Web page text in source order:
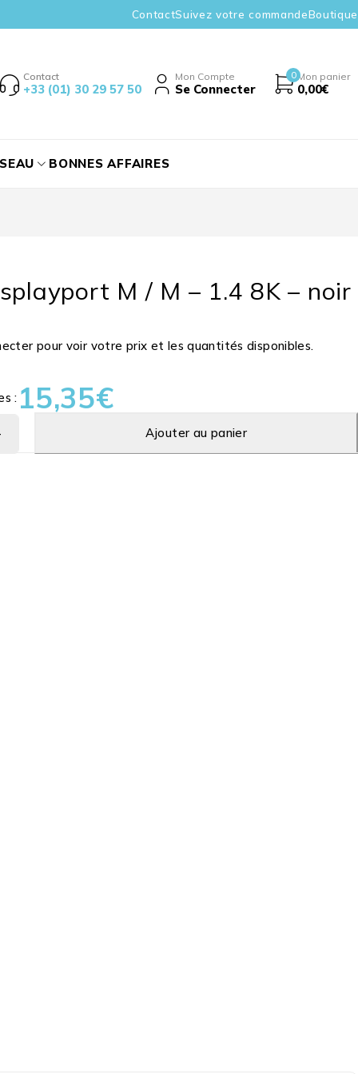
ContactSuivez votre commandeBoutique
Contact
+33 (01) 30 29 57 50
Mon Compte
Se Connecter
0 Mon panier
0,00€
BONNES AFFAIRES
M / M – 1.4 8K – noir
pour voir votre prix et les quantités disponibles.
: 15,35€
Ajouter au panier